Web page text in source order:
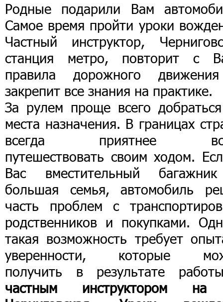
Родные подарили Вам
Самое время пройти уроки
Частный инструктор,
станция метро, повторит с
правила дорожного
закрепит все знания на практике.
За рулем проще всего
места назначения. В границах
всегда приятнее
путешествовать своим ходом.
Вас вместительный
большая семья, автомобиль
часть проблем с
родственников и покупками.
такая возможность требует
уверенности, которые
получить в результате
частным инструктором